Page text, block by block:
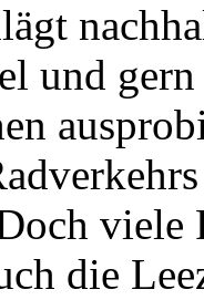
und
die